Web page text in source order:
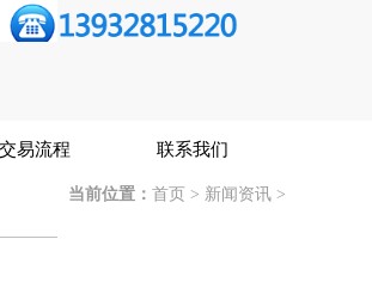
交易流程 联系我们
当前位置： 首页 > 新闻资讯 >